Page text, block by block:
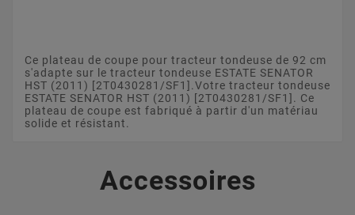
Ce plateau de coupe pour tracteur tondeuse de 92 cm
s'adapte sur le tracteur tondeuse ESTATE SENATOR
HST (2011) [2T0430281/SF1].Votre tracteur tondeuse
ESTATE SENATOR HST (2011) [2T0430281/SF1]. Ce
plateau de coupe est fabriqué à partir d'un matériau
solide et résistant.
Accessoires